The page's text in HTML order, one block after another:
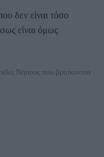
δεν είναι τόσο
είναι όμως
Νήσους που βρίσκονται